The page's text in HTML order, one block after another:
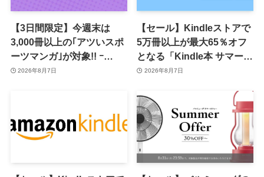
【3日間限定】今週末は
3,000冊以上の｢アツいスポ
ーツマンガ｣が対象!! ｰ
｢Amazonマンガ毎週末セ
2026年8月7日
【セール】Kindleストアで
5万冊以上が最大65％オフ
となる「Kindle本 サマーセ
ール第2弾」がスタート
2026年8月7日